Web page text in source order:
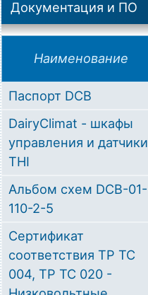
Документация и ПО
Наименование
Паспорт DCB
DairyClimat - шкафы
управления и датчики
THI
Альбом схем DCB-01-
110-2-5
Сертификат
соответствия ТР ТС
004, ТР ТС 020 -